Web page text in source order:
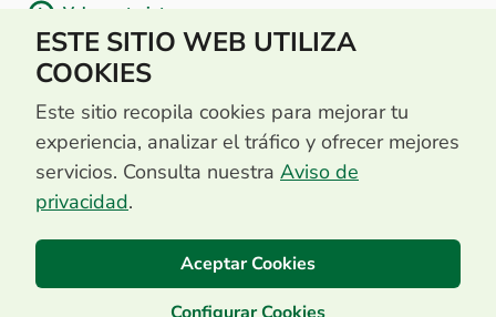
Volver a tarjetas
ESTE SITIO WEB UTILIZA
COOKIES
Este sitio recopila cookies para mejorar tu
experiencia, analizar el tráfico y ofrecer mejores
servicios. Consulta nuestra Aviso de
privacidad.
Aceptar Cookies